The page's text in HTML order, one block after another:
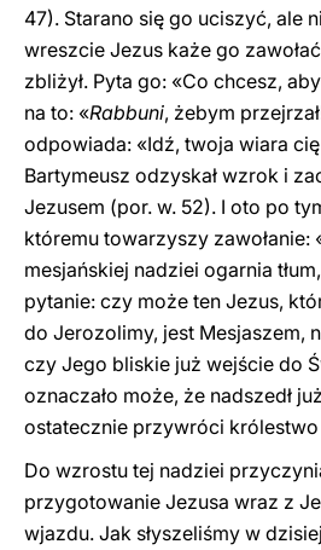
47). Starano się go uciszyć, ale
wreszcie Jezus każe go
zbliżył. Pyta go: «Co chcesz,
na to: «Rabbuni, żebym
odpowiada: «Idź, twoja wiara
Bartymeusz odzyskał wzrok i
Jezusem (por. w. 52). I oto po
któremu towarzyszy zawołanie:
mesjańskiej nadziei ogarnia
pytanie: czy może ten Jezus,
do Jerozolimy, jest Mesjaszem,
czy Jego bliskie już wejście do
oznaczało może, że nadszedł
ostatecznie przywróci
Do wzrostu tej nadziei
przygotowanie Jezusa wraz z
wjazdu. Jak słyszeliśmy w